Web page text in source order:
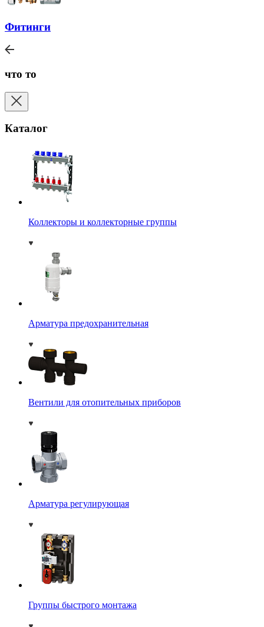
Фитинги
что то
Каталог
Коллекторы и коллекторные группы
Арматура предохранительная
Вентили для отопительных приборов
Арматура регулирующая
Группы быстрого монтажа